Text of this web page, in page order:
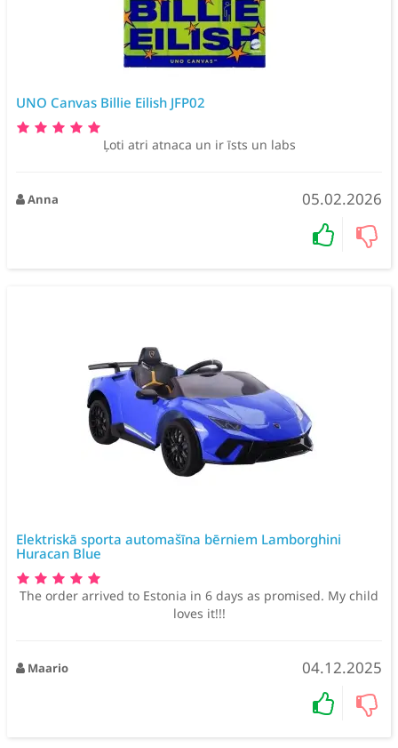
UNO Canvas Billie Eilish JFP02
Ļoti atri atnaca un ir īsts un labs
Anna 05.02.2026
Elektriskā sporta automašīna bērniem Lamborghini
Huracan Blue
The order arrived to Estonia in 6 days as promised. My child
loves it!!!
Maario 04.12.2025